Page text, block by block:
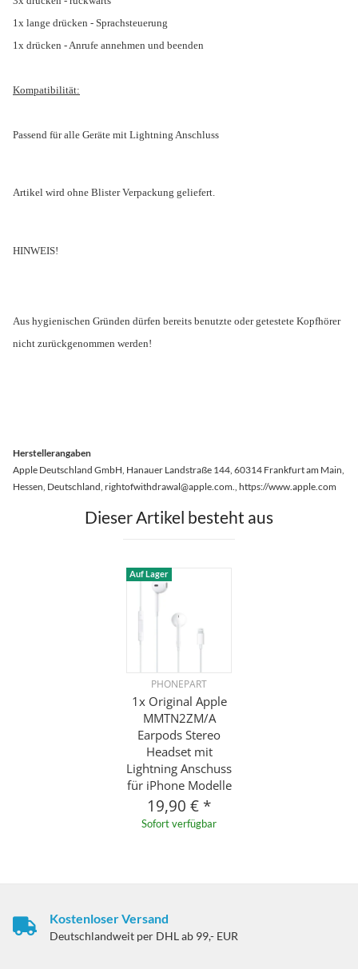
1x lange drücken - Sprachsteuerung
1x drücken - Anrufe annehmen und beenden
Kompatibilität:
Passend für alle Geräte mit Lightning Anschluss
Artikel wird ohne Blister Verpackung geliefert.
HINWEIS!
Aus hygienischen Gründen dürfen bereits benutzte oder getestete Kopfhörer
nicht zurückgenommen werden!
Herstellerangaben
Apple Deutschland GmbH, Hanauer Landstraße 144, 60314 Frankfurt am Main,
Hessen, Deutschland, rightofwithdrawal@apple.com., https://www.apple.com
Dieser Artikel besteht aus
Auf Lager
PHONEPART
1x Original Apple
MMTN2ZM/A
Earpods Stereo
Headset mit
Lightning Anschuss
für iPhone Modelle
19,90 € *
Sofort verfügbar
Kostenloser Versand
Deutschlandweit per DHL ab 99,- EUR